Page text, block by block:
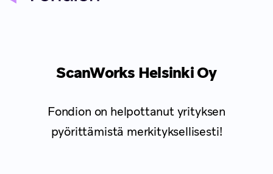
ScanWorks Helsinki Oy
Fondion on helpottanut yrityksen
pyörittämistä merkityksellisesti!